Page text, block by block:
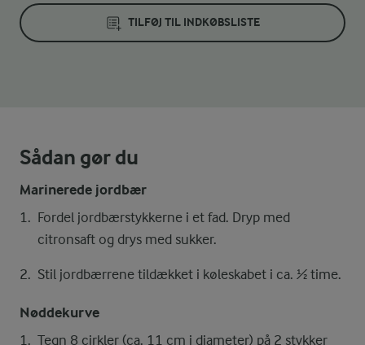
TILFØJ TIL INDKØBSLISTE
Sådan gør du
Marinerede jordbær
Fordel jordbærstykkerne i et fad. Dryp med
citronsaft og drys med sukker.
Stil jordbærrene tildækket i køleskabet i ca. ½ time.
Nøddekurve
Tegn 8 cirkler (ca. 11 cm i diameter) på 2 stykker